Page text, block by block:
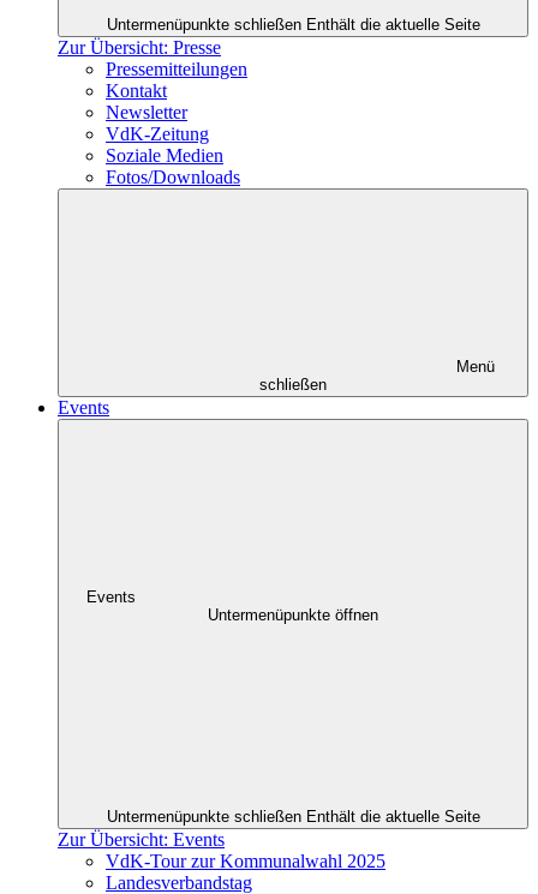
Untermenüpunkte schließen Enthält die aktuelle Seite
Zur Übersicht: Presse
Pressemitteilungen
Kontakt
Newsletter
VdK-Zeitung
Soziale Medien
Fotos/Downloads
Menü
schließen
Events
Events
Untermenüpunkte öffnen
Untermenüpunkte schließen Enthält die aktuelle Seite
Zur Übersicht: Events
VdK-Tour zur Kommunalwahl 2025
Landesverbandstag